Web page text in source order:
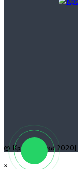
© Кровля Века 2020|
×